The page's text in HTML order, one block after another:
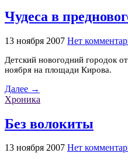
Чудеса в
13 ноября 2007 Нет
Детский новогодний городок
ноября на площади Кирова.
Далее →
Хроника
Без волокиты
13 ноября 2007 Нет